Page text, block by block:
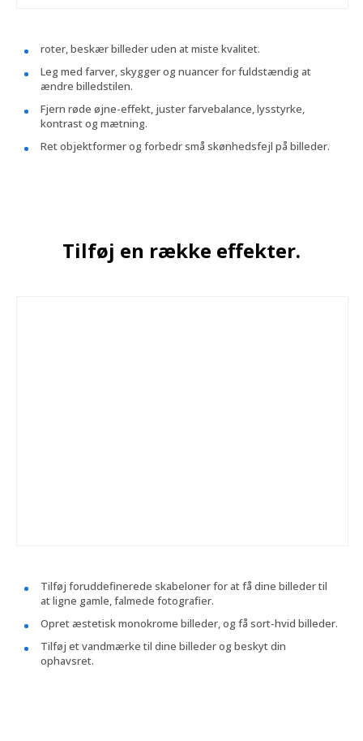
roter, beskær billeder uden at miste kvalitet.
Leg med farver, skygger og nuancer for fuldstændig at
ændre billedstilen.
Fjern røde øjne-effekt, juster farvebalance, lysstyrke,
kontrast og mætning.
Ret objektformer og forbedr små skønhedsfejl på billeder.
Tilføj en række effekter.
Tilføj foruddefinerede skabeloner for at få dine billeder til
at ligne gamle, falmede fotografier.
Opret æstetisk monokrome billeder, og få sort-hvid billeder.
Tilføj et vandmærke til dine billeder og beskyt din
ophavsret.